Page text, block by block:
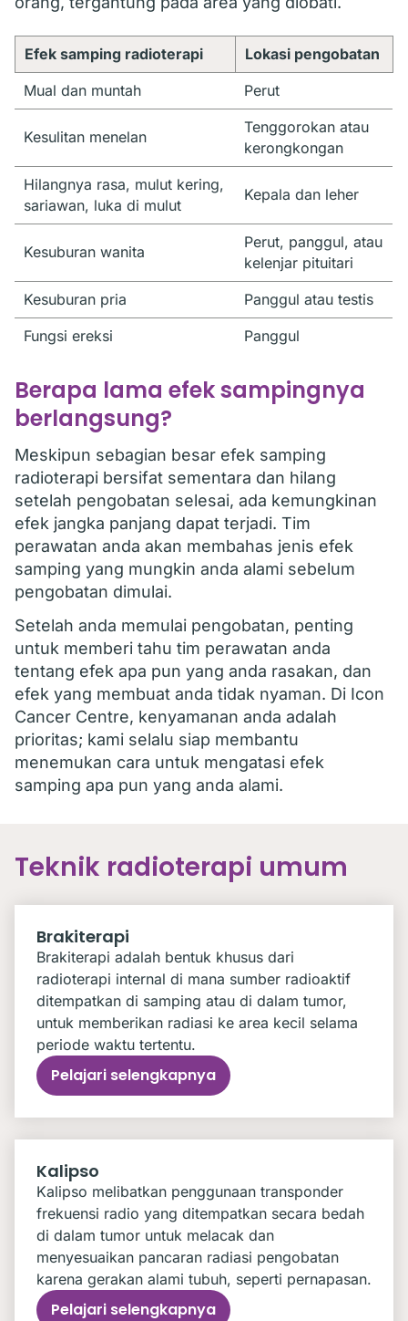
Efek samping radioterapi
Lokasi pengobatan
Mual dan muntah
Perut
Kesulitan menelan
Tenggorokan atau
kerongkongan
Hilangnya rasa, mulut kering,
sariawan, luka di mulut
Kepala dan leher
Kesuburan wanita
Perut, panggul, atau
kelenjar pituitari
Kesuburan pria
Panggul atau testis
Fungsi ereksi
Panggul
Berapa lama efek sampingnya
berlangsung?
Meskipun sebagian besar efek samping
radioterapi bersifat sementara dan hilang
setelah pengobatan selesai, ada kemungkinan
efek jangka panjang dapat terjadi. Tim
perawatan anda akan membahas jenis efek
samping yang mungkin anda alami sebelum
pengobatan dimulai.
Setelah anda memulai pengobatan, penting
untuk memberi tahu tim perawatan anda
tentang efek apa pun yang anda rasakan, dan
efek yang membuat anda tidak nyaman. Di Icon
Cancer Centre, kenyamanan anda adalah
prioritas; kami selalu siap membantu
menemukan cara untuk mengatasi efek
samping apa pun yang anda alami.
Teknik radioterapi umum
Brakiterapi
Brakiterapi adalah bentuk khusus dari
radioterapi internal di mana sumber radioaktif
ditempatkan di samping atau di dalam tumor,
untuk memberikan radiasi ke area kecil selama
periode waktu tertentu.
Pelajari selengkapnya
Kalipso
Kalipso melibatkan penggunaan transponder
frekuensi radio yang ditempatkan secara bedah
di dalam tumor untuk melacak dan
menyesuaikan pancaran radiasi pengobatan
karena gerakan alami tubuh, seperti pernapasan.
Pelajari selengkapnya